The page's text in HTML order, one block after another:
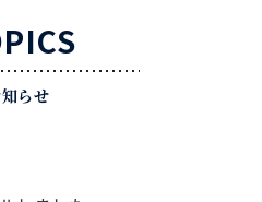
らせ